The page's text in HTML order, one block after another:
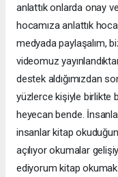
anlattık onlarda onay
hocamıza anlattık
medyada paylaşalım,
videomuz
destek aldığımızdan
yüzlerce kişiyle birlikte
heyecan bende.
insanlar kitap
açılıyor okumalar
ediyorum kitap